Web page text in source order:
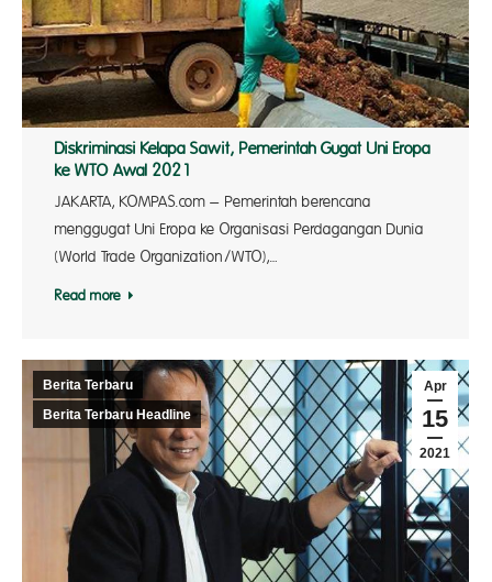
Diskriminasi Kelapa Sawit, Pemerintah Gugat Uni Eropa
ke WTO Awal 2021
JAKARTA, KOMPAS.com – Pemerintah berencana
menggugat Uni Eropa ke Organisasi Perdagangan Dunia
(World Trade Organization/WTO),…
Read more
Apr
15
2021
Berita Terbaru
Berita Terbaru Headline